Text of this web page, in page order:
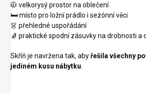
🧥 velkorysý prostor na oblečení
🛏️ místo pro ložní prádlo i sezónní věci
👗 přehledné uspořádání
🧦 praktické spodní zásuvky na drobnosti a
Skříň je navržena tak, abyřešila všechny
jediném kusu nábytku